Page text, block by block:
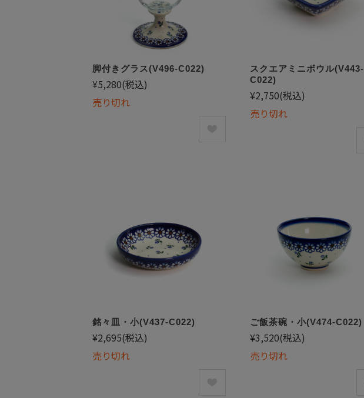
脚付きグラス(V496-C022)
¥5,280(税込)
売り切れ
スクエアミニボウル(V443-
C022)
¥2,750(税込)
売り切れ
銘々皿・小(V437-C022)
¥2,695(税込)
売り切れ
ご飯茶碗・小(V474-C022)
¥3,520(税込)
売り切れ